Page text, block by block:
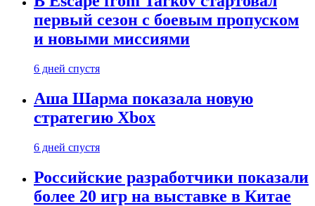
первый сезон с боевым пропуском
и новыми миссиями
6 дней спустя
Аша Шарма показала новую
стратегию Xbox
6 дней спустя
Российские разработчики показали
более 20 игр на выставке в Китае